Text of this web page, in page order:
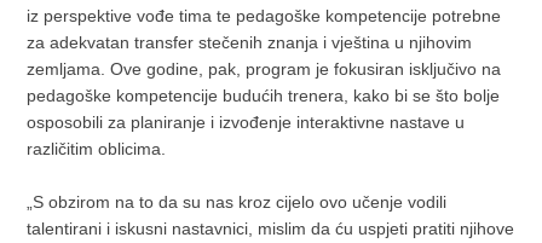
iz perspektive vođe tima te pedagoške kompetencije potrebne
za adekvatan transfer stečenih znanja i vještina u njihovim
zemljama. Ove godine, pak, program je fokusiran isključivo na
pedagoške kompetencije budućih trenera, kako bi se što bolje
osposobili za planiranje i izvođenje interaktivne nastave u
različitim oblicima.
„S obzirom na to da su nas kroz cijelo ovo učenje vodili
talentirani i iskusni nastavnici, mislim da ću uspjeti pratiti njihove